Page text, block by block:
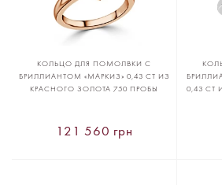
КОЛЬЦО ДЛЯ ПОМОЛВКИ С
БРИЛЛИАНТОМ «МАРКИЗ» 0,43 CT ИЗ
КРАСНОГО ЗОЛОТА 750 ПРОБЫ
121 560 грн
0,43